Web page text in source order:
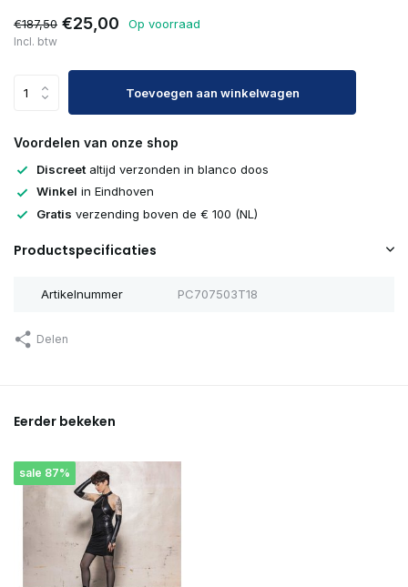
€187,50 €25,00 Op voorraad
Incl. btw
Toevoegen aan winkelwagen
Voordelen van onze shop
Discreet altijd verzonden in blanco doos
Winkel in Eindhoven
Gratis verzending boven de € 100 (NL)
Productspecificaties
Artikelnummer PC707503T18
Delen
Eerder bekeken
sale 87%